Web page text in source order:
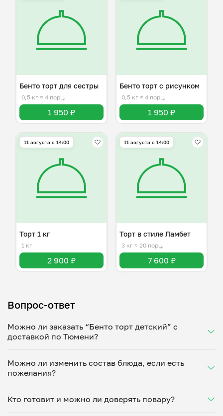
Бенто торт для сестры
0,5 кг ≈ 4 порц.
1 950 ₽
Бенто торт с рисунком
0,5 кг ≈ 4 порц.
1 950 ₽
11 августа с 14:00
Торт 1 кг
1 кг
2 900 ₽
11 августа с 14:00
Торт в стиле Ламбет
3 кг ≈ 20 порц.
7 600 ₽
Вопрос-ответ
Можно ли заказать “Бенто торт детский” с
доставкой по Тюмени?
Укажите удобное время — и получите свежее
домашнее блюдо в большой порции прямо с плиты.
минут. Статус заказа отслеживайте в личном
кабинете, а с поваром можно связаться напрямую в
Можно ли изменить состав блюда, если есть
пожелания?
блюдо под ваши предпочтения: уберет специи,
Кто готовит и можно ли доверять повару?